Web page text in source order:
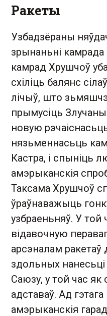
Ракеты
Узбадзёраны
зрынаньні камрада
камрад Хрушчоў
схіліць балянс
лічыў, што
прымусіць
новую
нязьменнасьць
Кастра, і спыніць
амэрыканскія
Таксама Хрушчоў
ўраўнаважыць
узбраеньняў. У
відавочную
арсэналам ракетаў
здольных
Саюзу, у той час
адставаў. Ад
амэрыканскія